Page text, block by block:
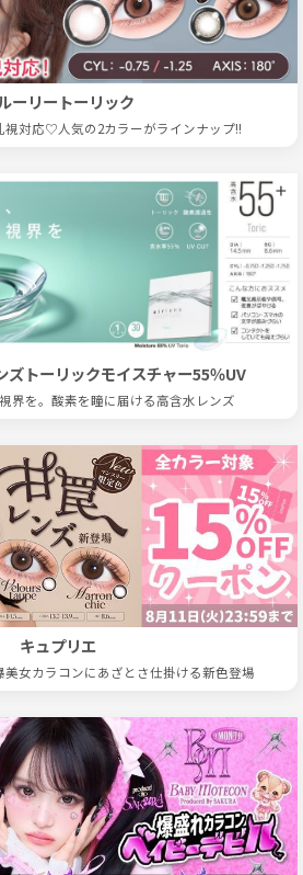
ーリートーリック
視対応♡人気の2カラーがラインナップ!!
ズトーリックモイスチャー55％UV
界を。酸素を瞳に届ける高含水レンズ
キュプリエ
女カラコンにあざとさ仕掛ける新色登場